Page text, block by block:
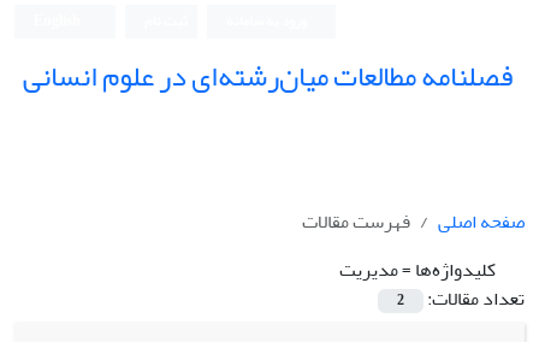
فصلنامه مطالعات میان‌رشته‌ای در علوم انسانی
صفحه اصلی
فهرست مقالات
کلیدواژه‌ها =مدیریت
تعداد مقالات:
2